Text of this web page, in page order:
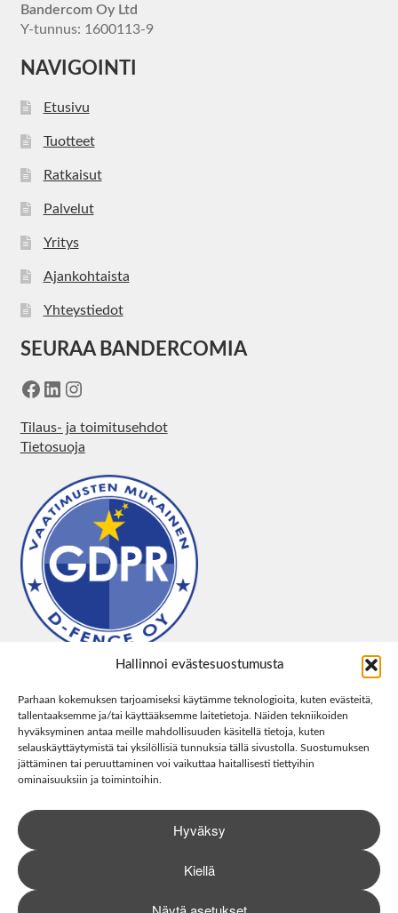
Hallinnoi evästesuostumusta
Parhaan kokemuksen tarjoamiseksi käytämme teknologioita, kuten evästeitä,
tallentaaksemme ja/tai käyttääksemme laitetietoja. Näiden tekniikoiden
hyväksyminen antaa meille mahdollisuuden käsitellä tietoja, kuten
selauskäyttäytymistä tai yksilöllisiä tunnuksia tällä sivustolla. Suostumuksen
jättäminen tai peruuttaminen voi vaikuttaa haitallisesti tiettyihin
ominaisuuksiin ja toimintoihin.
Hyväksy
Kiellä
Bandercom Oy Ltd
Y-tunnus: 1600113-9
NAVIGOINTI
Etusivu
Tuotteet
Ratkaisut
Palvelut
Yritys
Ajankohtaista
Yhteystiedot
SEURAA BANDERCOMIA
Facebook
LinkedIn
Instagram
Tilaus- ja toimitusehdot
Tietosuoja